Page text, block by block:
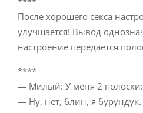
После хорошего секса
улучшается! Вывод
настроение передаётся
****
— Милый: У меня 2
— Ну, нет, блин, я бурундук.